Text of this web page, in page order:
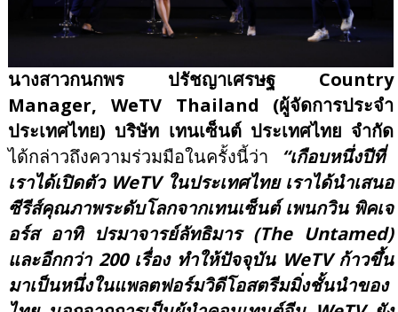
นางสาวกนกพร ปรัชญาเศรษฐ Country
Manager, WeTV Thailand (ผู้จัดการประจำ
ประเทศไทย) บริษัท เทนเซ็นต์ ประเทศไทย จำกัด
ได้กล่าวถึงความร่วมมือในครั้งนี้ว่า “เกือบหนึ่งปีที่
เราได้เปิดตัว WeTV ในประเทศไทย เราได้นำเสนอ
ซีรีส์คุณภาพระดับโลกจากเทนเซ็นต์ เพนกวิน พิคเจ
อร์ส อาทิ ปรมาจารย์ลัทธิมาร (The Untamed)
และอีกกว่า 200 เรื่อง ทำให้ปัจจุบัน WeTV ก้าวขึ้น
มาเป็นหนึ่งในแพลตฟอร์มวิดีโอสตรีมมิ่งชั้นนำของ